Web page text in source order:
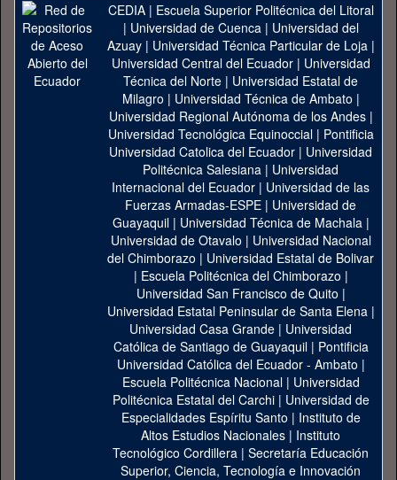
CEDIA| Escuela Superior Politécnica del Litoral
| Universidad de Cuenca| Universidad del
Azuay| Universidad Técnica Particular de Loja|
Universidad Central del Ecuador| Universidad
Técnica del Norte | Universidad Estatal de
Milagro | Universidad Técnica de Ambato |
Universidad Regional Autónoma de los Andes|
Universidad Tecnológica Equinoccial| Pontificia
Universidad Catolica del Ecuador | Universidad
Politécnica Salesiana | Universidad
Internacional del Ecuador | Universidad de las
Fuerzas Armadas-ESPE | Universidad de
Guayaquil| Universidad Técnica de Machala|
Universidad de Otavalo | Universidad Nacional
del Chimborazo | Universidad Estatal de Bolivar
| Escuela Politécnica del Chimborazo |
Universidad San Francisco de Quito |
Universidad Estatal Peninsular de Santa Elena|
Universidad Casa Grande | Universidad
Católica de Santiago de Guayaquil| Pontificia
Universidad Católica del Ecuador - Ambato |
Escuela Politécnica Nacional| Universidad
Politécnica Estatal del Carchi| Universidad de
Especialidades Espíritu Santo | Instituto de
Altos Estudios Nacionales | Instituto
Tecnológico Cordillera | Secretaría Educación
Superior, Ciencia, Tecnología e Innovación